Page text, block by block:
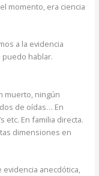
momento, era ciencia
a la evidencia
puedo hablar.
muerto, ningún
de oídas… En
etc. En familia directa.
dimensiones en
anecdótica,